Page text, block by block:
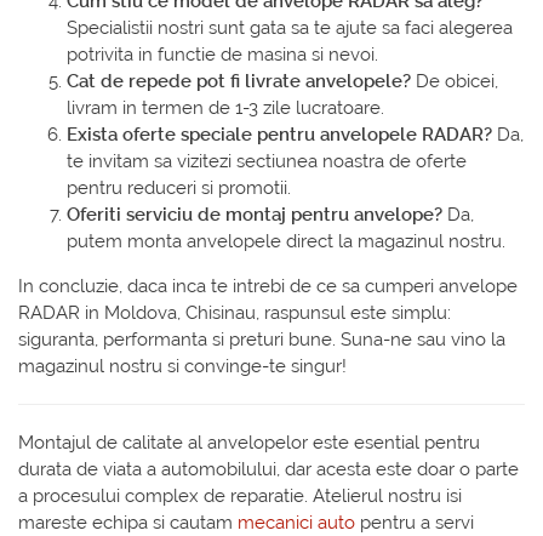
Specialistii nostri sunt gata sa te ajute sa faci alegerea
potrivita in functie de masina si nevoi.
Cat de repede pot fi livrate anvelopele? De obicei,
livram in termen de 1-3 zile lucratoare.
Exista oferte speciale pentru anvelopele RADAR? Da,
te invitam sa vizitezi sectiunea noastra de oferte
pentru reduceri si promotii.
Oferiti serviciu de montaj pentru anvelope? Da,
putem monta anvelopele direct la magazinul nostru.
In concluzie, daca inca te intrebi de ce sa cumperi anvelope
RADAR in Moldova, Chisinau, raspunsul este simplu:
siguranta, performanta si preturi bune. Suna-ne sau vino la
magazinul nostru si convinge-te singur!
Montajul de calitate al anvelopelor este esential pentru
durata de viata a automobilului, dar acesta este doar o parte
a procesului complex de reparatie. Atelierul nostru isi
mareste echipa si cautam mecanici auto pentru a servi